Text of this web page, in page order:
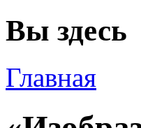
Вы здесь
Главная